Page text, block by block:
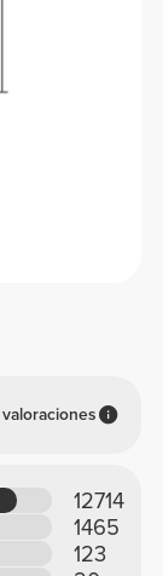
12714
1465
123